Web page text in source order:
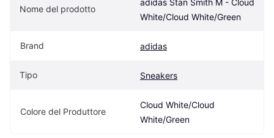
Nome del prodotto
adidas Stan Smith M - Cloud
White/Cloud White/Green
Brand adidas
Tipo Sneakers
Colore del Produttore
Cloud White/Cloud
White/Green